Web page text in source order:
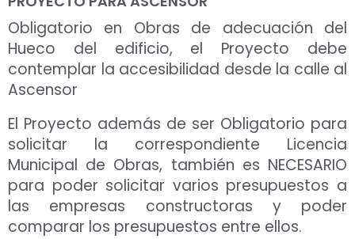
Obligatorio en Obras de adecuación del
Hueco del edificio, el Proyecto debe
contemplar la accesibilidad desde la calle al
Ascensor
El Proyecto además de ser Obligatorio para
solicitar la correspondiente Licencia
Municipal de Obras, también es NECESARIO
para poder solicitar varios presupuestos a
las empresas constructoras y poder
comparar los presupuestos entre ellos.